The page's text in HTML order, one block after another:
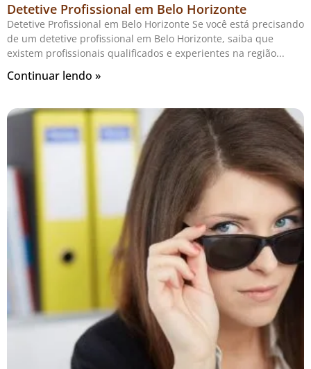
Detetive Profissional em Belo Horizonte
Detetive Profissional em Belo Horizonte Se você está precisando
de um detetive profissional em Belo Horizonte, saiba que
existem profissionais qualificados e experientes na região
Continuar lendo »